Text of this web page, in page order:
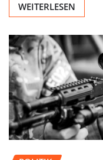
WEITERLESEN